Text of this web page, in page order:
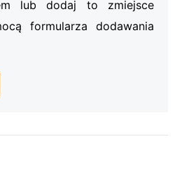
lub dodaj to zmiejsce
formularza dodawania